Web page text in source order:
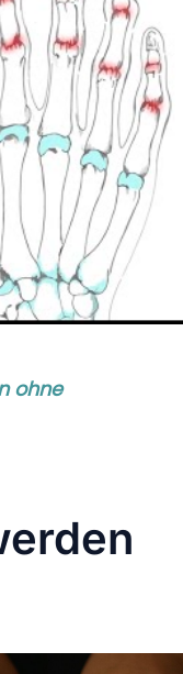
ohne